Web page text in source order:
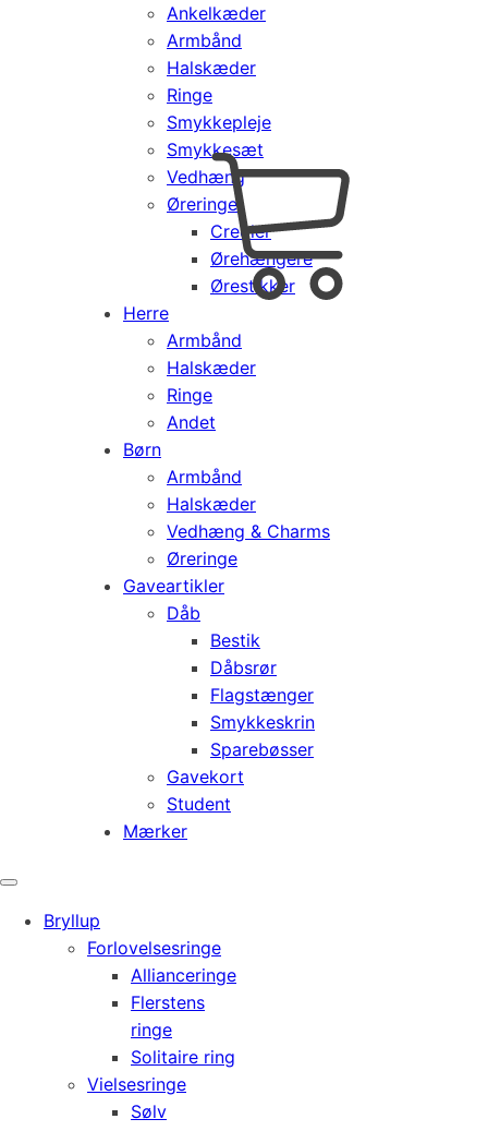
Ankelkæder
Armbånd
Halskæder
Ringe
Smykkepleje
Smykkesæt
Vedhæng
Øreringe
Creoler
Ørehængere
Ørestikker
Herre
Armbånd
Halskæder
Ringe
Andet
Børn
Armbånd
Halskæder
Vedhæng & Charms
Øreringe
Gaveartikler
Dåb
Bestik
Dåbsrør
Flagstænger
Smykkeskrin
Sparebøsser
Gavekort
Student
Mærker
Products
Bryllup
Forlovelsesringe
Allianceringe
Flerstens
ringe
Solitaire ring
Vielsesringe
Sølv